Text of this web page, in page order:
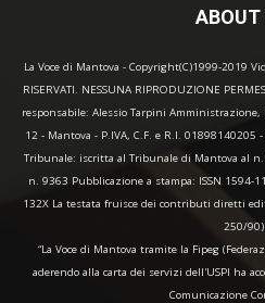
ABOUT
La Voce di Mantova - Copyright(C)1999-2019
RISERVATI. NESSUNA RIPRODUZIONE
responsabile: Alessio Tarpini
12 - Mantova - P.IVA, C.F. e R.I. 01898140205
Tribunale: iscritta al Tribunale di Mantova al
n. 9363 Pubblicazione a stampa: ISSN 1594-
132X La testata fruisce dei contributi diretti
250/90)
“La Voce di Mantova tramite la Fipeg
aderendo alla carta dei servizi dell'USPI ha
Comunicazione